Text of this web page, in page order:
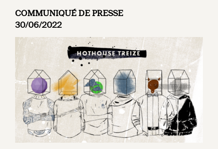
COMMUNIQUÉ DE PRESSE
30/06/2022